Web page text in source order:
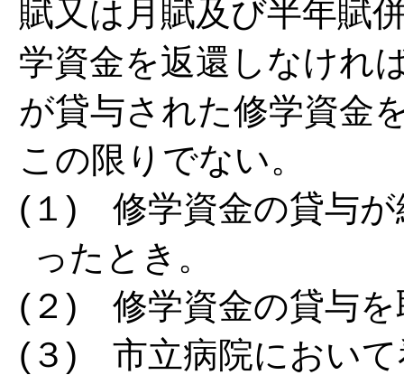
賦又は月賦及び半年賦
学資金を返還しなけれ
が貸与された修学資金
この限りでない。
(１) 修学資金の貸与が
ったとき。
(２) 修学資金の貸与を
(３) 市立病院において